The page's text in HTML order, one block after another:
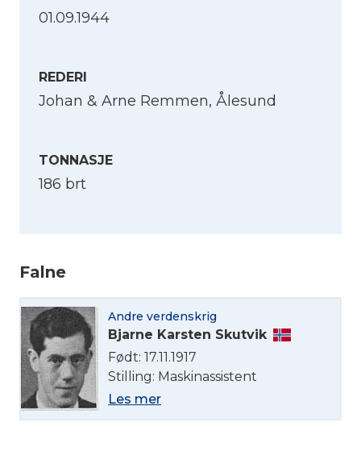
01.09.1944
REDERI
Johan & Arne Remmen, Ålesund
TONNASJE
186 brt
Falne
Andre verdenskrig
Bjarne Karsten Skutvik
Født: 17.11.1917
Stilling: Maskinassistent
Les mer
Velg språk
English
Norsk bokmål